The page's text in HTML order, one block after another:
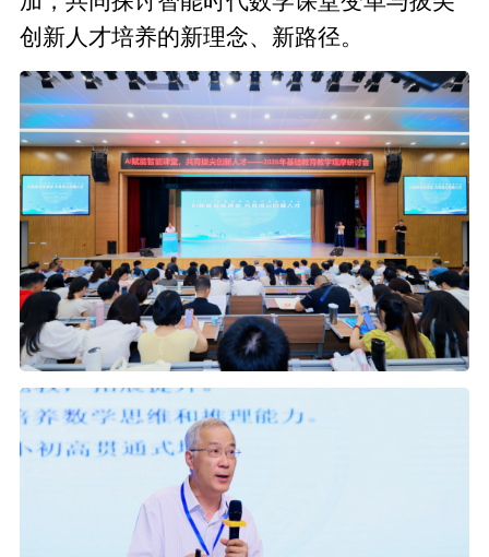
创新人才培养的新理念、新路径。